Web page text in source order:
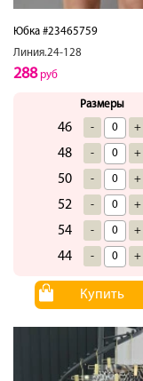
Юбка #23465759
Линия.24-128
288руб
Размеры
46 - +
48 - +
50 - +
52 - +
54 - +
44 - +
Купить